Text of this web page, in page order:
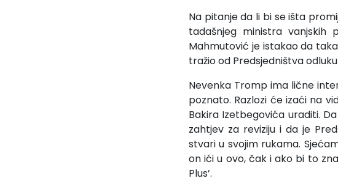
Na pitanje da li bi se išta
tadašnjeg ministra vanjskih
Mahmutović je istakao da
tražio od Predsjedništva
Nevenka Tromp ima lične
poznato. Razlozi će izaći na
Bakira Izetbegovića uraditi.
zahtjev za reviziju i da je
stvari u svojim rukama.
on ići u ovo, čak i ako bi to
Plus’.